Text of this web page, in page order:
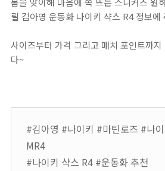
릴 김아영 운동화 나이키 샥스 R4 정보에
사이즈부터 가격 그리고 매치 포인트까
다~
#김아영 #나이키 #마틴로즈 #나
MR4
#나이키 샥스 R4 #운동화 추천